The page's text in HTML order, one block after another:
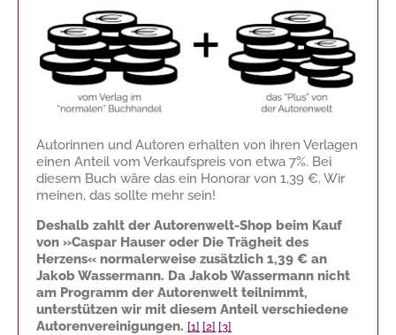
Autorinnen und Autoren erhalten von ihren Verlagen
einen Anteil vom Verkaufspreis von etwa 7%. Bei
diesem Buch wäre das ein Honorar von 1,39 €. Wir
meinen, das sollte mehr sein!
Deshalb zahlt der Autorenwelt-Shop beim Kauf
von »Caspar Hauser oder Die Trägheit des
Herzens« normalerweise zusätzlich 1,39 € an
Jakob Wassermann. Da Jakob Wassermann nicht
am Programm der Autorenwelt teilnimmt,
unterstützen wir mit diesem Anteil verschiedene
Autorenvereinigungen. [1] [2] [3]